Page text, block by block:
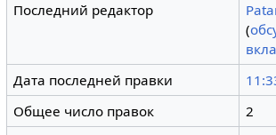
Последний редактор
(
Дата последней правки
Общее число правок
2